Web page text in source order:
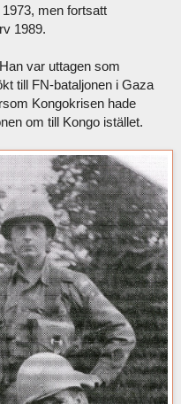
men fortsatt
1989.
var uttagen som
till FN-bataljonen i Gaza
Kongokrisen hade
om till Kongo istället.